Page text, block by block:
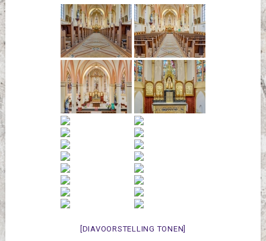
[DIAVOORSTELLING TONEN]